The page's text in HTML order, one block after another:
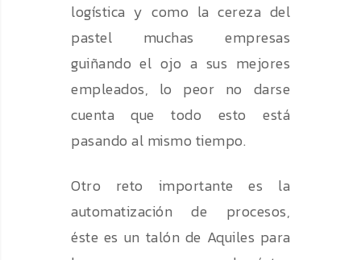
logística y como la cereza del
pastel muchas empresas
guiñando el ojo a sus mejores
empleados, lo peor no darse
cuenta que todo esto está
pasando al mismo tiempo.
Otro reto importante es la
automatización de procesos,
éste es un talón de Aquiles para